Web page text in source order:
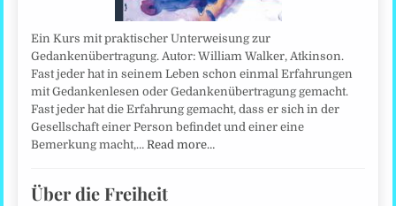
Ein Kurs mit praktischer Unterweisung zur
Gedankenübertragung. Autor: William Walker, Atkinson.
Fast jeder hat in seinem Leben schon einmal Erfahrungen
mit Gedankenlesen oder Gedankenübertragung gemacht.
Fast jeder hat die Erfahrung gemacht, dass er sich in der
Gesellschaft einer Person befindet und einer eine
Bemerkung macht,…Read more…
Über die Freiheit